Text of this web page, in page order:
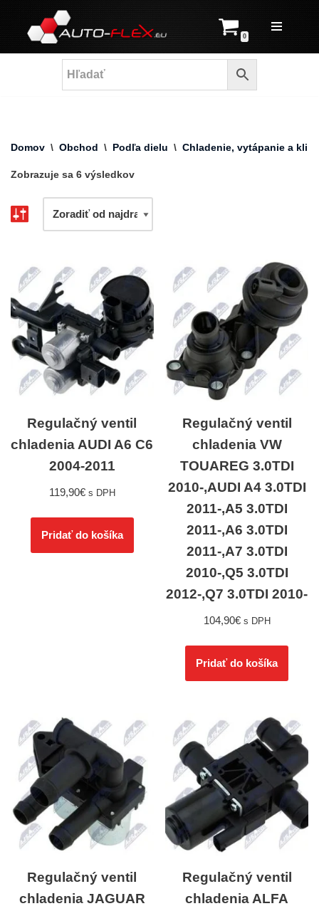
Prejsť
na
0
Domov \ Obchod \ Podľa dielu \ Chladenie, vytápanie a
Zobrazuje sa 6 výsledkov
Regulačný ventil
chladenia AUDI A6 C6
2004-2011
119,90€ s DPH
Pridať do košíka
Regulačný ventil
chladenia VW
TOUAREG 3.0TDI
2010-,AUDI A4 3.0TDI
2011-,A5 3.0TDI
2011-,A6 3.0TDI
2011-,A7 3.0TDI
2010-,Q5 3.0TDI
2012-,Q7 3.0TDI 2010-
104,90€ s DPH
Pridať do košíka
Regulačný ventil
chladenia JAGUAR
Regulačný ventil
chladenia ALFA